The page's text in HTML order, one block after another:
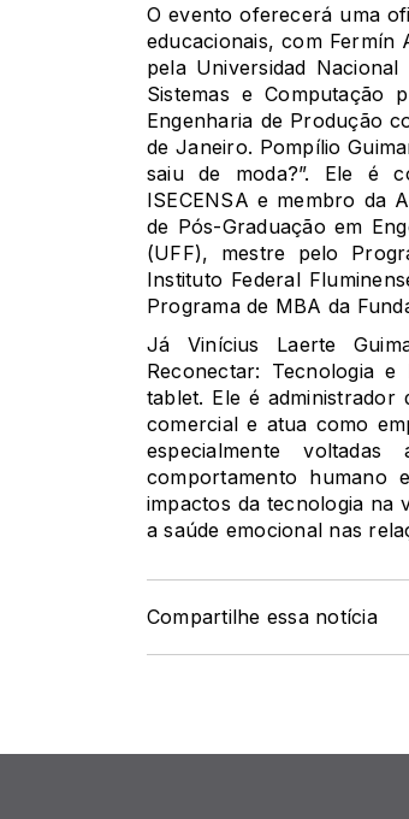
O evento oferecerá uma
educacionais, com Fermín
pela Universidad
Sistemas e Computação
Engenharia de Produção
de Janeiro. Pompílio
saiu de moda?”. Ele é
ISECENSA e membro da
de Pós-Graduação em
(UFF), mestre pelo
Instituto Federal
Programa de MBA da
Já Vinícius Laerte
Reconectar: Tecnologia
tablet. Ele é administrador
comercial e atua como
especialmente
comportamento humano
impactos da tecnologia na
a saúde emocional nas
Compartilhe essa notícia